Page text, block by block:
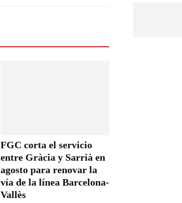
FGC corta el servicio
entre Gràcia y Sarrià en
agosto para renovar la
vía de la línea Barcelona-
Vallès